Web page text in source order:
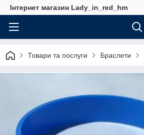
Інтернет магазин Lady_in_red_hm
Товари та послуги Браслети